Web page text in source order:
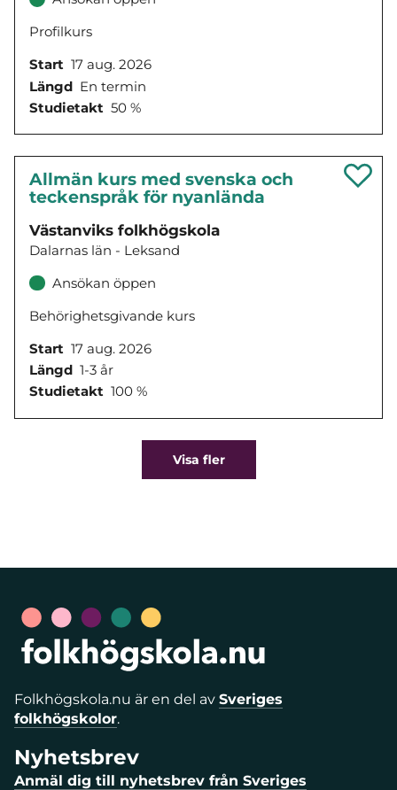
Profilkurs
Start 17 aug. 2026
Längd En termin
Studietakt 50 %
Allmän kurs med svenska och
teckenspråk för nyanlända
Västanviks folkhögskola
Dalarnas län - Leksand
Ansökan öppen
Behörighetsgivande kurs
Start 17 aug. 2026
Längd 1-3 år
Studietakt 100 %
Visa fler
Folkhögskola.nu är en del av Sveriges
folkhögskolor.
Nyhetsbrev
Anmäl dig till nyhetsbrev från Sveriges